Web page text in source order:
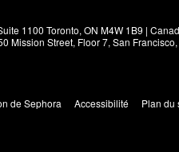
1100 Toronto, ON M4W 1B9 |
Mission Street, Floor 7, San
de Sephora Accessibilité Plan du